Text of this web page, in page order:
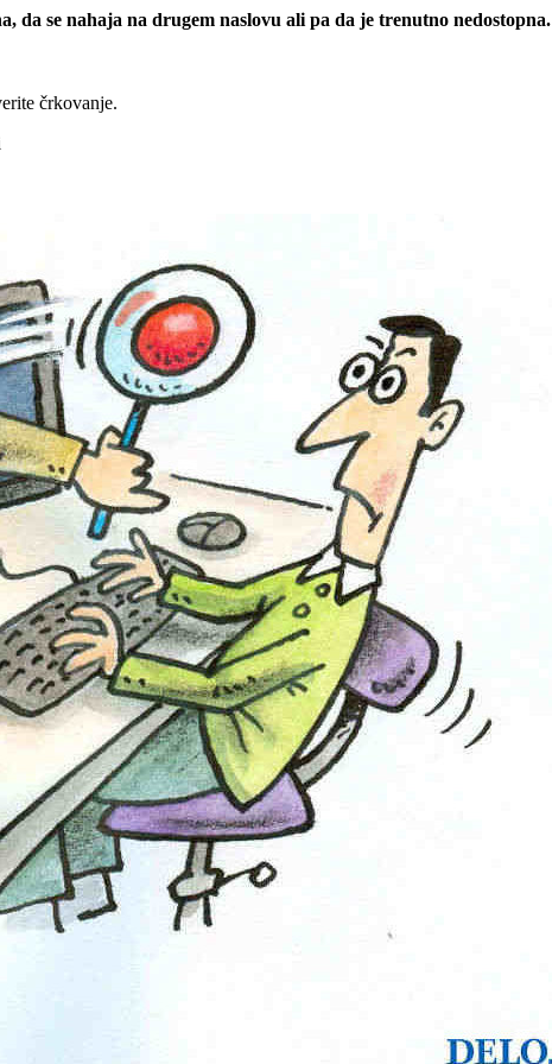
da se nahaja na drugem naslovu ali pa da je trenutno nedostopna.
črkovanje.